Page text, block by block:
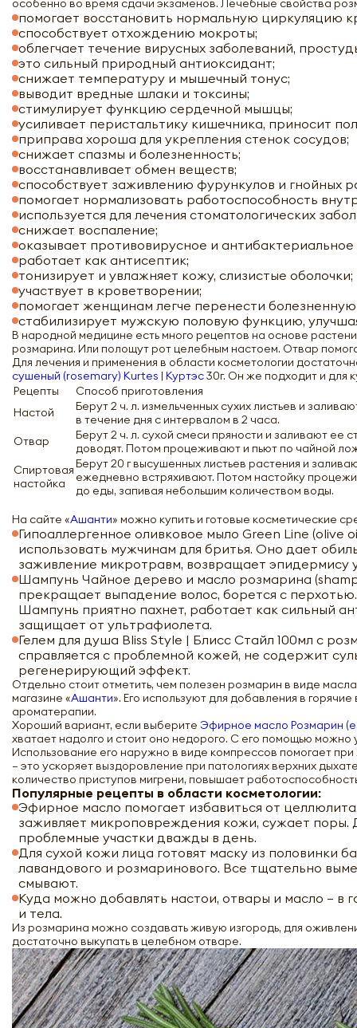
особенно во время сдачи экзаменов. Лечебные свойства
помогает восстановить нормальную циркуляцию
способствует отхождению мокроты;
облегчает течение вирусных заболеваний,
это сильный природный антиоксидант;
снижает температуру и мышечный тонус;
выводит вредные шлаки и токсины;
стимулирует функцию сердечной мышцы;
усиливает перистальтику кишечника, приносит
приправа хороша для укрепления стенок сосудов;
снижает спазмы и болезненность;
восстанавливает обмен веществ;
способствует заживлению фурункулов и гнойных
помогает нормализовать работоспособность
используется для лечения стоматологических
снижает воспаление;
оказывает противовирусное и антибактериальное
работает как антисептик;
тонизирует и увлажняет кожу, слизистые оболочки;
участвует в кроветворении;
помогает женщинам легче перенести
стабилизирует мужскую половую функцию,
В народной медицине есть много рецептов на основе
розмарина. Или полощут рот целебным настоем. Отвар
Для лечения и применения в области косметологии
сушеный (rosemary) Kurtes | Куртэс30г. Он же подходит и для
Рецепты
Способ приготовления
Настой
Берут 2 ч. л. измельченных сухих листьев и
в течение дня с интервалом в 2 часа.
Отвар
Берут 2 ч. л. сухой смеси пряности и заливают ее
доводят. Потом процеживают и пьют по чайной
Спиртовая
настойка
Берут 20 г высушенных листьев растения и
ежедневно встряхивают. Потом настойку
до еды, запивая небольшим количеством воды.
На сайте «Ашанти» можно купить и готовые косметические
Гипоаллергенное оливковое мыло Green Line
использовать мужчинам для бритья. Оно дает
заживление микротравм, возвращает эпидермису
Шампунь Чайное дерево и масло розмарина
прекращает выпадение волос, борется с
Шампунь приятно пахнет, работает как сильный
защищает от ультрафиолета.
Гелем для душа Bliss Style | Блисс Стайл 100мл с
справляется с проблемной кожей, не содержит
регенерирующий эффект.
Отдельно стоит отметить, чем полезен розмарин в виде
магазине «Ашанти». Его используют для добавления в
ароматерапии.
Хороший вариант, если выберите Эфирное масло Розмарин
хватает надолго и стоит оно недорого. С его помощью можно
Использование его наружно в виде компрессов помогает
– это ускоряет выздоровление при патологиях верхних
количество приступов мигрени, повышает
Популярные рецепты в области косметологии:
Эфирное масло помогает избавиться от
заживляет микроповреждения кожи, сужает поры.
проблемные участки дважды в день.
Для сухой кожи лица готовят маску из половинки
лавандового и розмаринового. Все тщательно
смывают.
Куда можно добавлять настои, отвары и масло – в
и тела.
Из розмарина можно создавать живую изгородь, для
достаточно выкупать в целебном отваре.